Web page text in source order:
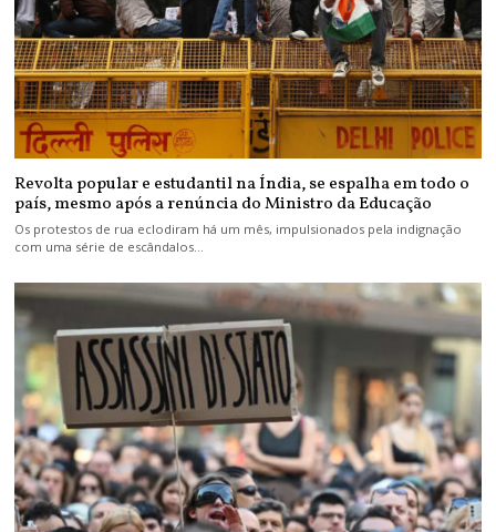
Revolta popular e estudantil na Índia, se espalha em todo o
país, mesmo após a renúncia do Ministro da Educação
Os protestos de rua eclodiram há um mês, impulsionados pela indignação
com uma série de escândalos…